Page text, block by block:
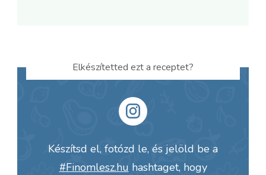
Elkészítetted ezt a receptet?
Készítsd el, fotózd le, és jelöld be a
#Finomlesz.hu hashtaget, hogy